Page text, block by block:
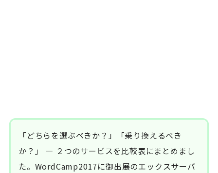
「どちらを選ぶべきか？」「乗り換えるべき
か？」 ― ２つのサービスを比較表にまとめまし
た。WordCamp2017に御出展のエックスサーバ